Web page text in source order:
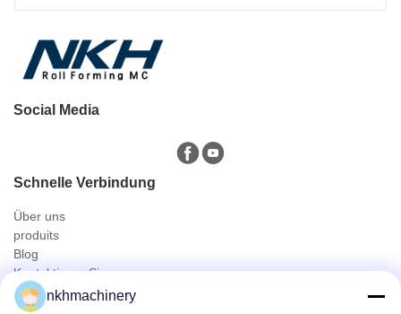
Social Media
Schnelle Verbindung
Über uns
produits
Blog
Kontaktieren Sie uns
Produitsnkhmachinery